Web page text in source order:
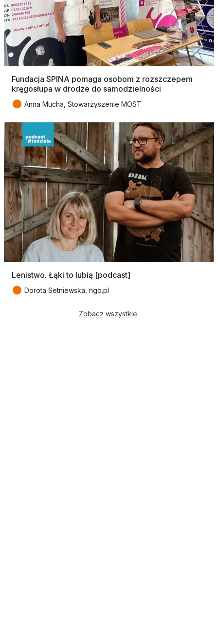
Fundacja SPINA pomaga osobom z rozszczepem
kręgosłupa w drodze do samodzielności
● Anna Mucha, Stowarzyszenie MOST
Lenistwo. Łąki to lubią [podcast]
● Dorota Setniewska, ngo.pl
Zobacz wszystkie